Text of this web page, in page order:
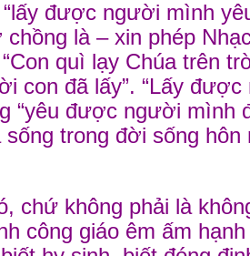
“lấy được người mình
chồng là – xin phép
quì lạy Chúa trên
con đã lấy”. “Lấy được
“yêu được người mình
sống trong đời sống hôn
chứ không phải là
công giáo êm ấm hạnh